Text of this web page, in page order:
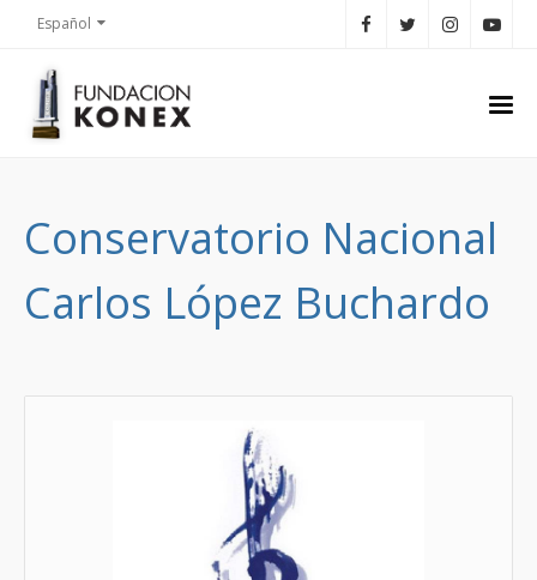
Español
Conservatorio Nacional
Carlos López Buchardo